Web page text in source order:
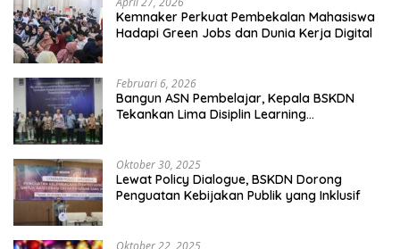
Kemnaker Perkuat Pembekalan Mahasiswa
Hadapi Green Jobs dan Dunia Kerja Digital
Februari 6, 2026
Bangun ASN Pembelajar, Kepala BSKDN
Tekankan Lima Disiplin Learning
Oktober 30, 2025
Lewat Policy Dialogue, BSKDN Dorong
Penguatan Kebijakan Publik yang Inklusif
Oktober 22, 2025